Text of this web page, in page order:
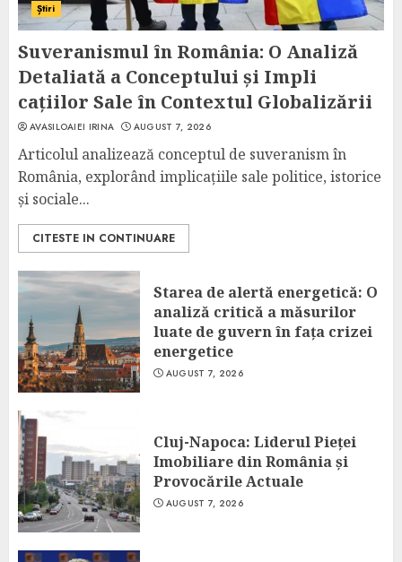
Știri
Suveranismul în România: O Analiză
Detaliată a Conceptului și Impli
cațiilor Sale în Contextul Globalizării
AVASILOAIEI IRINA AUGUST 7, 2026
Articolul analizează conceptul de suveranism în
România, explorând implicațiile sale politice, istorice
și sociale...
CITESTE IN CONTINUARE
Starea de alertă energetică: O
analiză critică a măsurilor
luate de guvern în fața crizei
energetice
AUGUST 7, 2026
Cluj-Napoca: Liderul Pieței
Imobiliare din România și
Provocările Actuale
AUGUST 7, 2026